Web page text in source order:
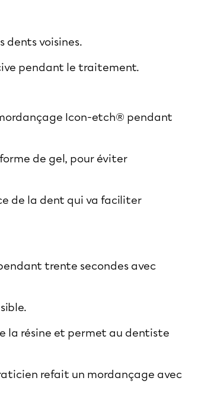
dents voisines.
pendant le traitement.
Icon-etch® pendant
de gel, pour éviter
de la dent qui va faciliter
trente secondes avec
la résine et permet au dentiste
refait un mordançage avec